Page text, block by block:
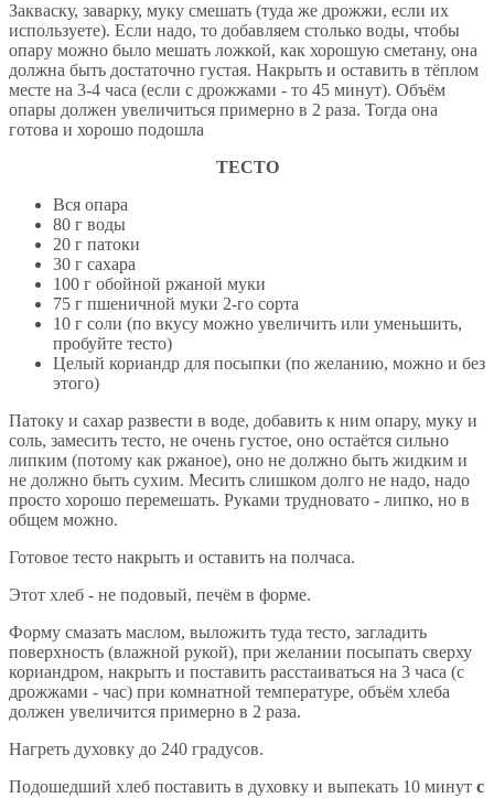
Закваску, заварку, муку смешать (туда же дрожжи, если их
используете). Если надо, то добавляем столько воды, чтобы
опару можно было мешать ложкой, как хорошую сметану, она
должна быть достаточно густая. Накрыть и оставить в тёплом
месте на 3-4 часа (если с дрожжами - то 45 минут). Объём
опары должен увеличиться примерно в 2 раза. Тогда она
готова и хорошо подошла
ТЕСТО
Вся опара
80 г воды
20 г патоки
30 г сахара
100 г обойной ржаной муки
75 г пшеничной муки 2-го сорта
10 г соли (по вкусу можно увеличить или уменьшить,
пробуйте тесто)
Целый кориандр для посыпки (по желанию, можно и без
этого)
Патоку и сахар развести в воде, добавить к ним опару, муку и
соль, замесить тесто, не очень густое, оно остаётся сильно
липким (потому как ржаное), оно не должно быть жидким и
не должно быть сухим. Месить слишком долго не надо, надо
просто хорошо перемешать. Руками трудновато - липко, но в
общем можно.
Готовое тесто накрыть и оставить на полчаса.
Этот хлеб - не подовый, печём в форме.
Форму смазать маслом, выложить туда тесто, загладить
поверхность (влажной рукой), при желании посыпать сверху
кориандром, накрыть и поставить расстаиваться на 3 часа (с
дрожжами - час) при комнатной температуре, объём хлеба
должен увеличится примерно в 2 раза.
Нагреть духовку до 240 градусов.
Подошедший хлеб поставить в духовку и выпекать 10 минут с